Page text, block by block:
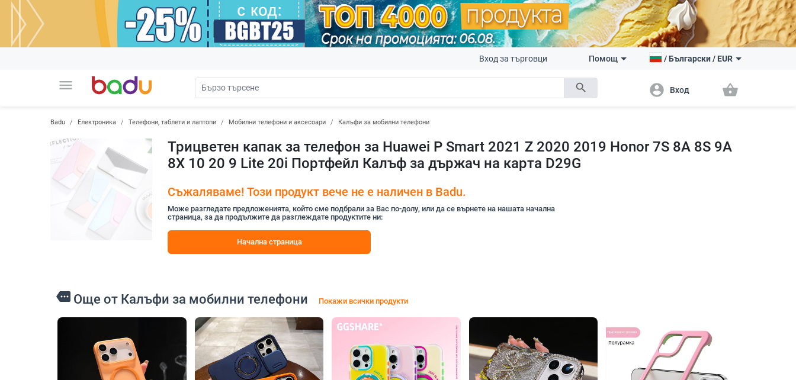
menu search
Вход за търговци Помощ /Български/ EUR
account_circle Вход shopping_basket
Badu Електроника Телефони, таблети и лаптопи Мобилни телефони и аксесоари Калъфи за мобилни телефони
Трицветен капак за телефон за Huawei P Smart 2021 Z 2020 2019 Honor 7S 8A 8S 9A
8X 10 20 9 Lite 20i Портфейл Калъф за държач на карта D29G
Съжаляваме! Този продукт вече не е наличен в Badu.
Може разгледате предложенията, който сме подбрали за Вас по-долу, или да се върнете на нашата начална
страница, за да продължите да разглеждате продуктите ни:
Начална страница
more Още от Калъфи за мобилни телефони Покажи всички продукти